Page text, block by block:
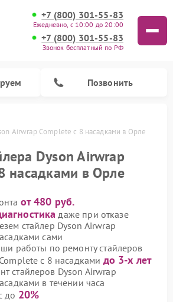
+7 (800) 301-55-83
Ежедневно, с 10:00 до 20:00
+7 (800) 301-55-83
Звонок бесплатный по РФ
Позвонить
Airwrap Complete с 8 насадками в Орле
Dyson Airwrap
насадками в Орле
от 480 руб.
даже при отказе
стайлер Dyson Airwrap
сами
работы по ремонту стайлеров
с 8 насадками до 3-х лет
стайлеров Dyson Airwrap
в течении часа
до 20%